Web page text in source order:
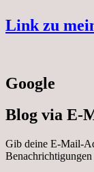
Link zu
Google
Blog via E-
Gib deine E-Mail-